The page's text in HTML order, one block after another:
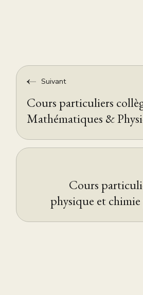
Suivant
Cours particuliers
Mathématiques &
Cours
physique et